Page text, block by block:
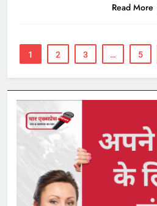
Read More
1 2 3 … 5